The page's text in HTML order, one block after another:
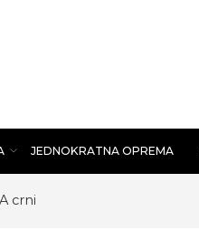
JEDNOKRATNA OPREMA
crni